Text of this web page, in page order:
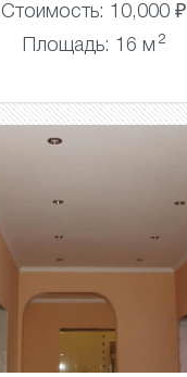
Стоимость: 10,000 ₽
Площадь: 16 м 2